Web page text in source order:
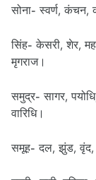
सोना- स्वर्ण,
सिंह- केसरी, शेर,
मृगराज।
समुद्र- सागर,
वारिधि।
समूह- दल, झुंड, वृंद,